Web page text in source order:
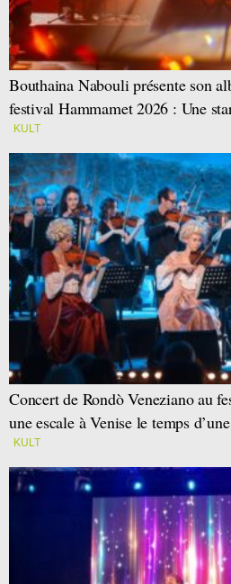
Bouthaina Nabouli présente son
festival Hammamet 2026 : Une
KULT
Concert de Rondò Veneziano au
une escale à Venise le temps
KULT